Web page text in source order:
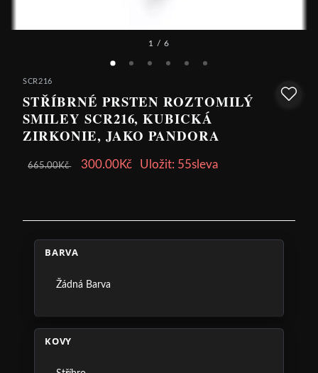
1 / 6
SCR216
STŘÍBRNÉ PRSTEN ROZTOMILÝ
SMILEY SCR216, KUBICKÁ
ZIRKONIE, JAKO PANDORA
665.00Kč 300.00Kč Uložit: 55sleva
BARVA
Žádná Barva
KOVY